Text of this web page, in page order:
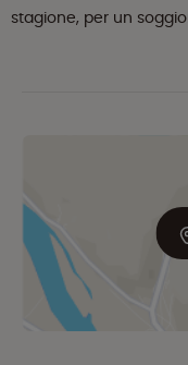
stagione, per un